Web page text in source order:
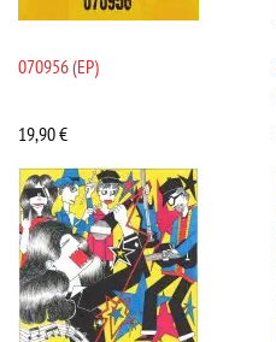
070956 (EP)
19,90€